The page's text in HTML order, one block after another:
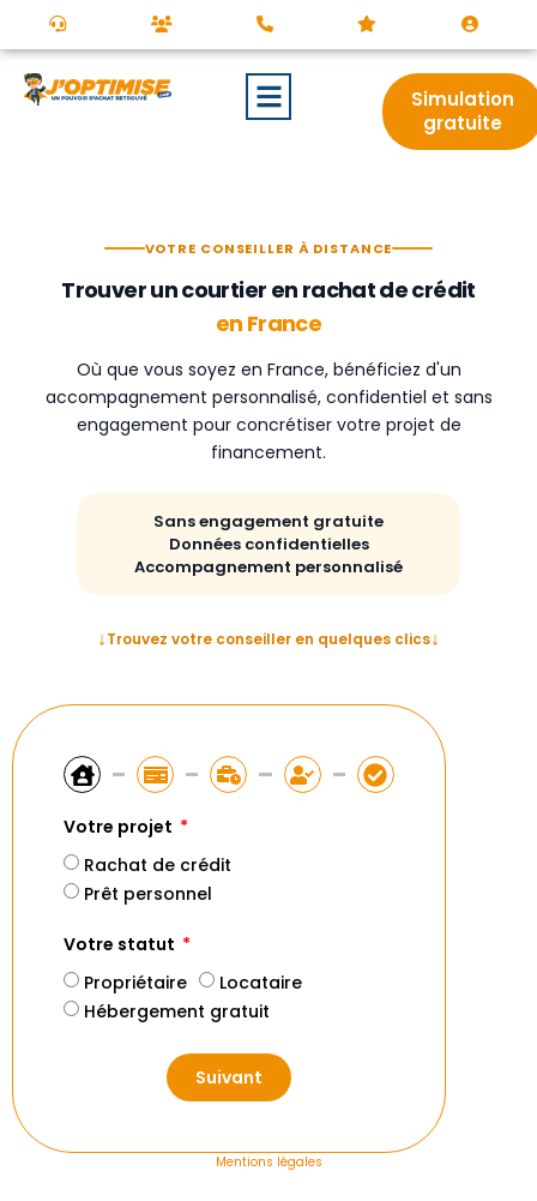
Simulation
gratuite
VOTRE CONSEILLER À DISTANCE
Trouver un courtier en rachat de crédit
en France
Où que vous soyez en France, bénéficiez d'un
accompagnement personnalisé, confidentiel et sans
engagement pour concrétiser votre projet de
financement.
Sans engagement gratuite
Données confidentielles
Accompagnement personnalisé
Trouvez votre conseiller en quelques clics
Votre projet
Rachat de crédit
Prêt personnel
Votre statut
Propriétaire
Locataire
Hébergement gratuit
Suivant
Mentions légales